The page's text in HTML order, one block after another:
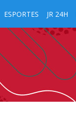
ESPORTES JR 24H